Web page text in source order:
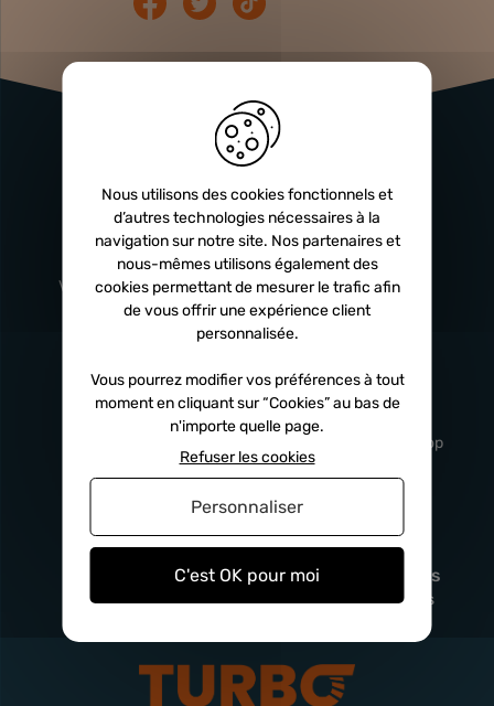
Atelier
Français
Vitry-En-Artois (62)
Garantie
Injecteurs
Turbos 5 ans
Livraison
Service client
professionnel
De 8h à 17h Non-stop
Satisfait
Sous 14 jours
Paiement en
x3 fois
Sécurisé, sans frais
Nous utilisons des cookies fonctionnels et
d’autres technologies nécessaires à la
navigation sur notre site. Nos partenaires et
nous-mêmes utilisons également des
cookies permettant de mesurer le trafic afin
de vous offrir une expérience client
personnalisée.
Vous pourrez modifier vos préférences à tout
moment en cliquant sur “Cookies” au bas de
n'importe quelle page.
C'est OK pour moi
Refuser les cookies
Personnaliser